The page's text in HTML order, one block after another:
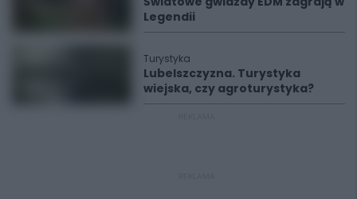
Legendii
Turystyka
Lubelszczyzna. Turystyka
wiejska, czy agroturystyka?